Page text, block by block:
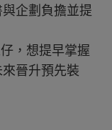
企劃負擔並提
，想提早掌握
晉升預先裝